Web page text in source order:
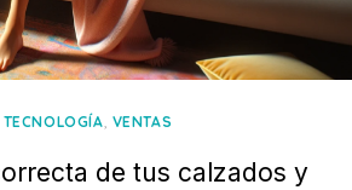
TECNOLOGÍA, VENTAS
de tus calzados y